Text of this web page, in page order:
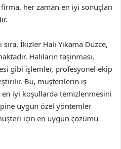
her zaman en iyi sonuçları
İkizler Halı Yıkama Düzce,
Halıların taşınması,
gibi işlemler, profesyonel ekip
Bu, müşterilerin iş
en iyi koşullarda temizlenmesini
uygun özel yöntemler
için en uygun çözümü